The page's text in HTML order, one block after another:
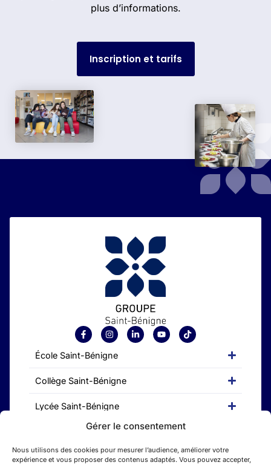
Gérer le consentement
Nous utilisons des cookies pour mesurer l’audience, améliorer votre
expérience et vous proposer des contenus adaptés. Vous pouvez accepter,
plus d’informations.
Inscription et tarifs
École Saint-Bénigne
Collège Saint-Bénigne
Lycée Saint-Bénigne
CFA Saint-Bénigne
Etudes supérieures